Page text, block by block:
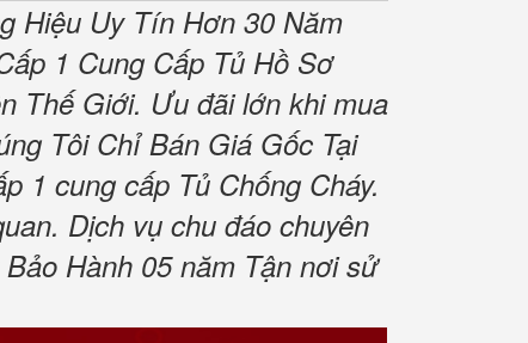
Hiệu Uy Tín Hơn 30 Năm
1 Cung Cấp Tủ Hồ Sơ
Thế Giới. Ưu đãi lớn khi mua
Tôi Chỉ Bán Giá Gốc Tại
1 cung cấp Tủ Chống Cháy.
Dịch vụ chu đáo chuyên
Hành 05 năm Tận nơi sử